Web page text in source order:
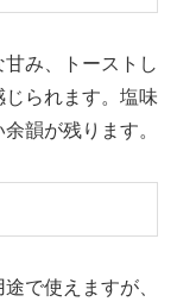
み、トーストし
られます。塩味
韻が残ります。
で使えますが、